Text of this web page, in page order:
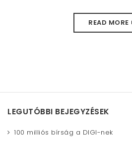
READ MORE
LEGUTÓBBI BEJEGYZÉSEK
100 milliós bírság a DIGI-nek